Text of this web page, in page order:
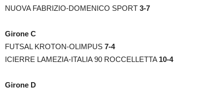
NUOVA FABRIZIO-DOMENICO SPORT 3-7
Girone C
FUTSAL KROTON-OLIMPUS 7-4
ICIERRE LAMEZIA-ITALIA 90 ROCCELLETTA 10-4
Girone D